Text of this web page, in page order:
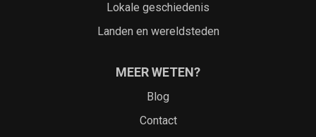
Lokale geschiedenis
Landen en wereldsteden
MEER WETEN?
Blog
Contact